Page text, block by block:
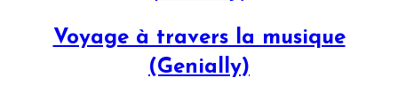
Voyage à travers la musique
(Genially)